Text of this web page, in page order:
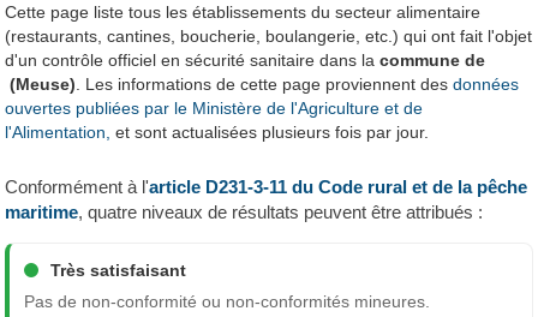
Cette page liste tous les établissements du secteur alimentaire
(restaurants, cantines, boucherie, boulangerie, etc.) qui ont fait l'objet
d'un contrôle officiel en sécurité sanitaire dans lacommune de
(Meuse) . Les informations de cette page proviennent desdonnées
ouvertes publiées par le Ministère de l'Agriculture et de
l'Alimentation, et sont actualisées plusieurs fois par jour.
Conformément à l'article D231-3-11 du Code rural et de la pêche
maritime, quatre niveaux de résultats peuvent être attribués :
Très satisfaisant
Pas de non-conformité ou non-conformités mineures.